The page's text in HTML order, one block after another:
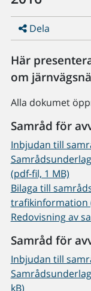
Dela
Här
om
Alla dokumet
Samråd för
Inbjudan till
(pdf-fil, 1 MB)
Bilaga till
trafikinformation
Redovisning av
Samråd för
Inbjudan till
kB)